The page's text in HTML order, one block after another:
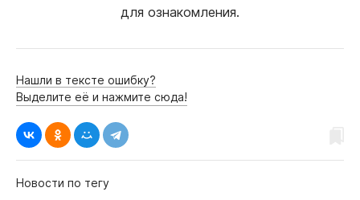
для ознакомления.
Нашли в тексте ошибку?
Выделите её и нажмите сюда!
Новости по тегу